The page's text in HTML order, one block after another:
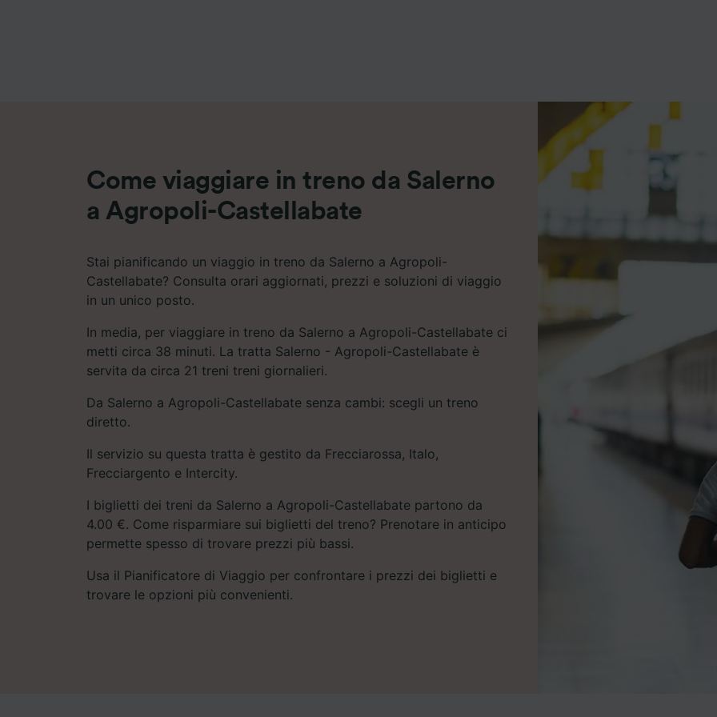
Come viaggiare in treno da Salerno
a Agropoli-Castellabate
Stai pianificando un viaggio in treno da Salerno a Agropoli-
Castellabate? Consulta orari aggiornati, prezzi e soluzioni di viaggio
in un unico posto.
In media, per viaggiare in treno da Salerno a Agropoli-Castellabate ci
metti circa 38 minuti. La tratta Salerno - Agropoli-Castellabate è
servita da circa 21 treni treni giornalieri.
Da Salerno a Agropoli-Castellabate senza cambi: scegli un treno
diretto.
Il servizio su questa tratta è gestito da Frecciarossa, Italo,
Frecciargento e Intercity.
I biglietti dei treni da Salerno a Agropoli-Castellabate partono da
4.00 €. Come risparmiare sui biglietti del treno? Prenotare in anticipo
permette spesso di trovare prezzi più bassi.
Usa il Pianificatore di Viaggio per confrontare i prezzi dei biglietti e
trovare le opzioni più convenienti.